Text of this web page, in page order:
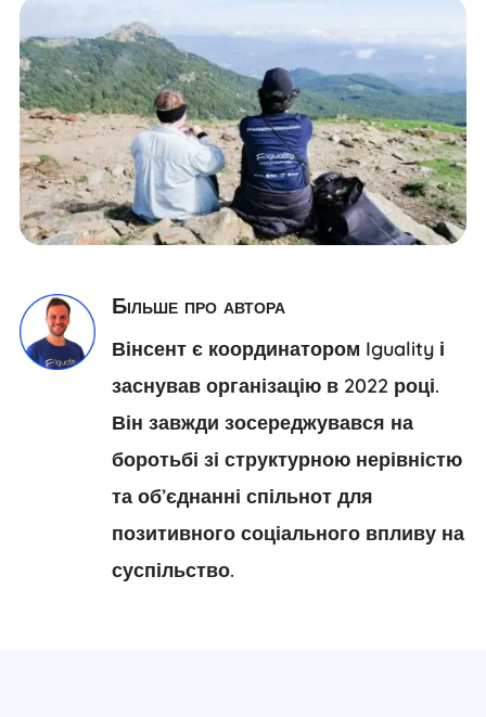
Більше про автора
Вінсент є координатором Iguality і
заснував організацію в 2022 році.
Він завжди зосереджувався на
боротьбі зі структурною нерівністю
та об’єднанні спільнот для
позитивного соціального впливу на
суспільство.